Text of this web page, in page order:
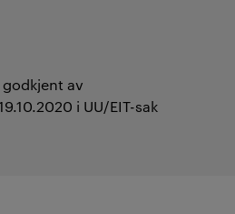
av
i UU/EIT-sak